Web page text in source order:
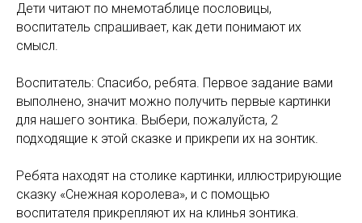
Дети читают по мнемотаблице пословицы,
воспитатель спрашивает, как дети понимают их
смысл.
Воспитатель: Спасибо, ребята. Первое задание вами
выполнено, значит можно получить первые картинки
для нашего зонтика. Выбери, пожалуйста, 2
подходящие к этой сказке и прикрепи их на зонтик.
Ребята находят на столике картинки, иллюстрирующие
сказку «Снежная королева», и с помощью
воспитателя прикрепляют их на клинья зонтика.